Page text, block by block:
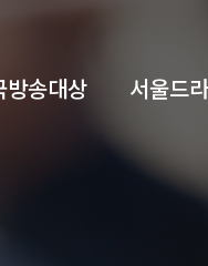
방송대상 서울드